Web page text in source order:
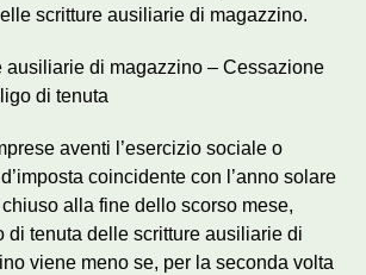
scritture ausiliarie di magazzino.
ausiliarie di magazzino – Cessazione
di tenuta
aventi l’esercizio sociale o
coincidente con l’anno solare
alla fine dello scorso mese,
di tenuta delle scritture ausiliarie di
viene meno se, per la seconda volta